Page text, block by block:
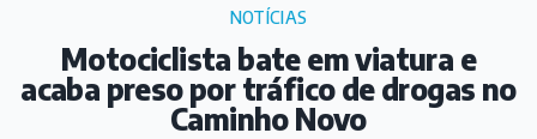
NOTÍCIAS
Motociclista bate em viatura e
acaba preso por tráfico de drogas no
Caminho Novo